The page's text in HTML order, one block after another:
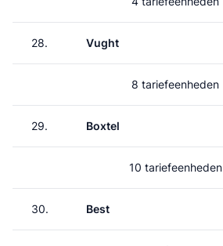
28. Vught
8 tariefeenheden
29. Boxtel
10 tariefeenheden
30. Best